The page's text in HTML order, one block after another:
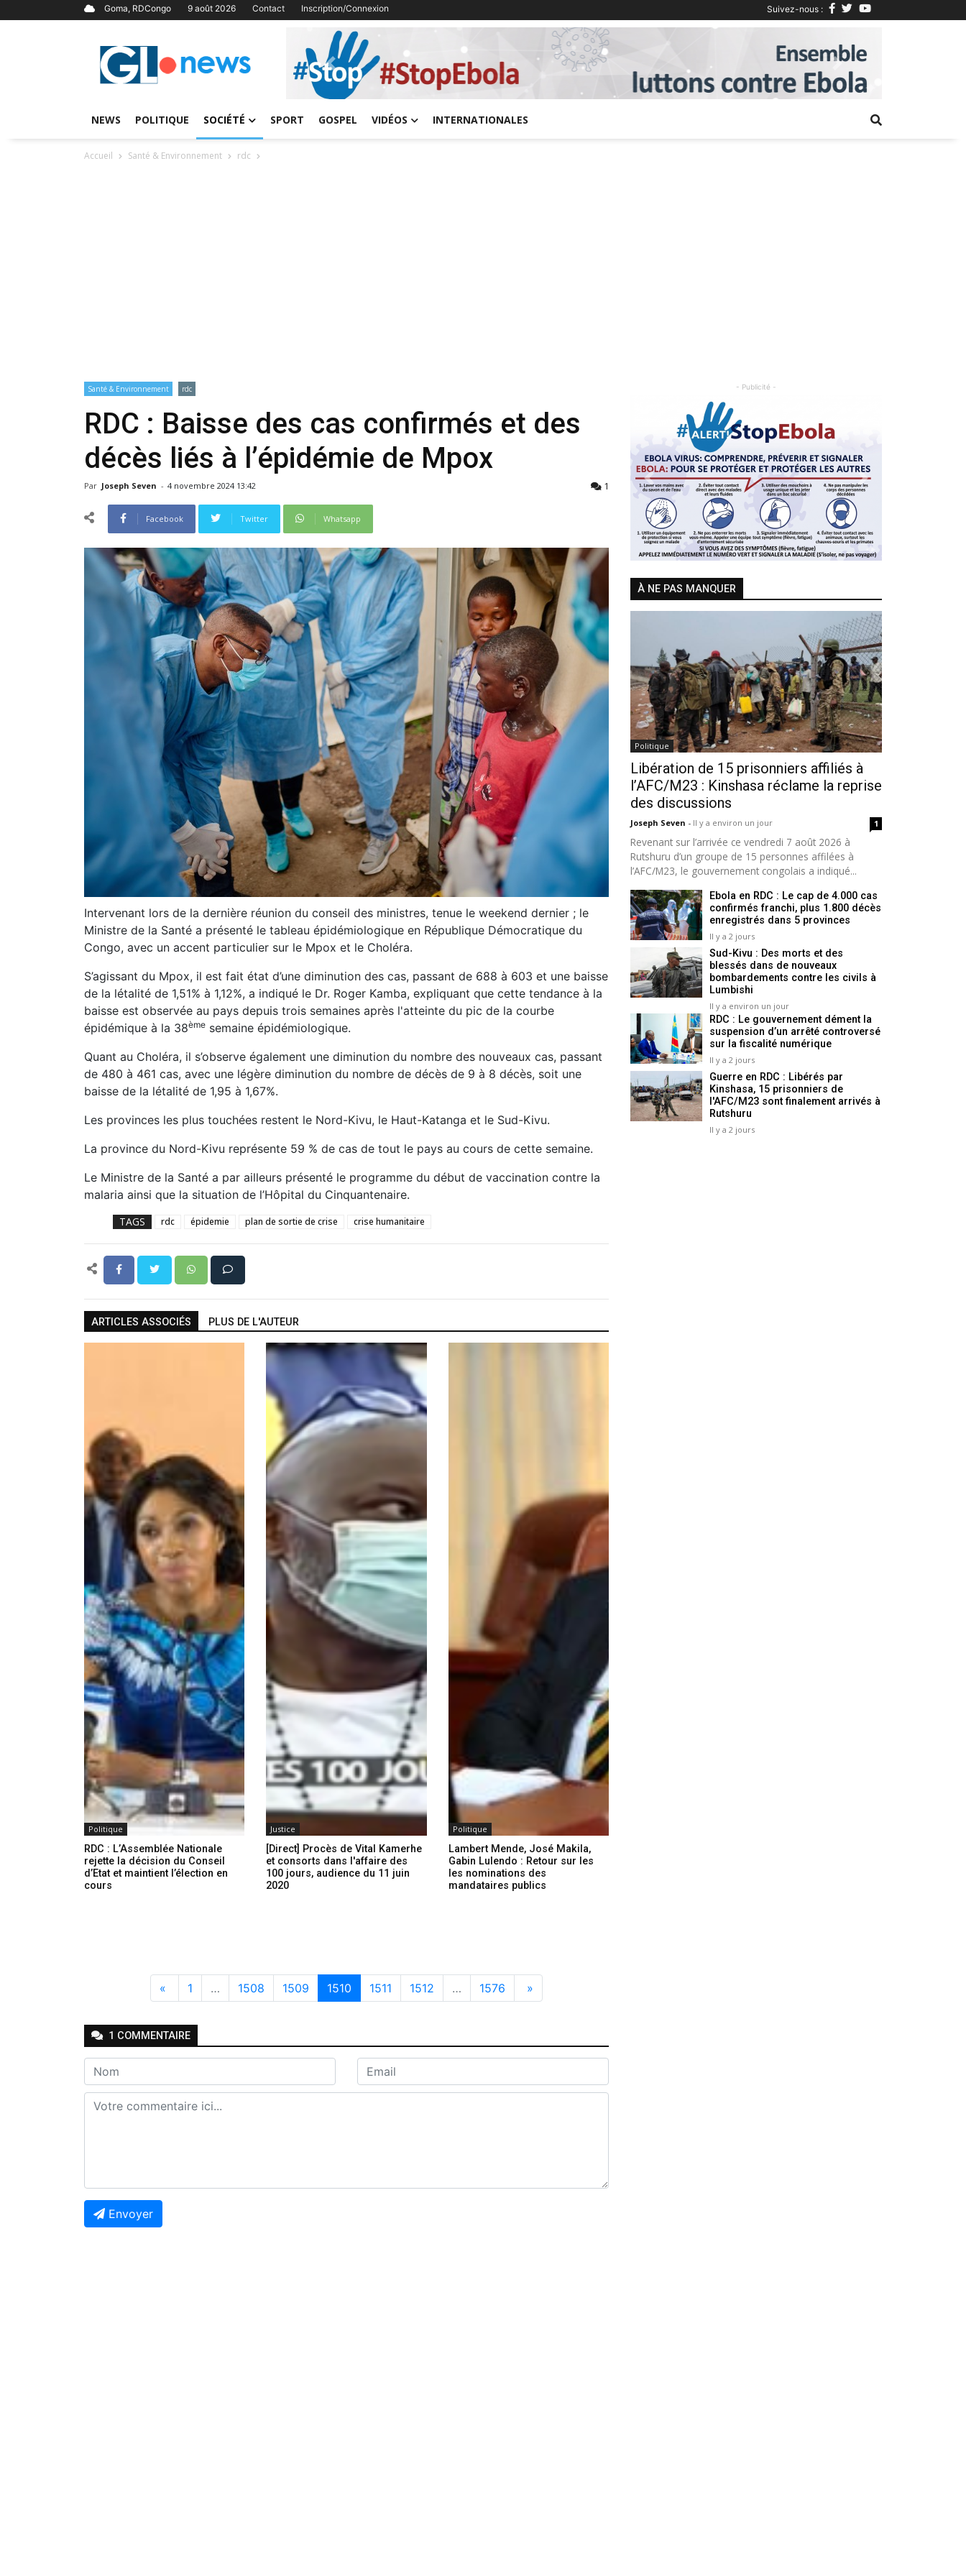
Goma, RDCongo 9 août 2026 Contact Inscription/Connexion Suivez-nous :
Previous Next
NEWS POLITIQUE SOCIÉTÉ SPORT GOSPEL VIDÉOS INTERNATIONALES
Accueil Santé & Environnement rdc
Santé & Environnement rdc
RDC : Baisse des cas confirmés et des
décès liés à l’épidémie de Mpox
Par Joseph Seven - 4 novembre 2024 13:42 1
Facebook Twitter Whatsapp
Intervenant lors de la dernière réunion du conseil des ministres, tenue le weekend dernier ; le
Ministre de la Santé a présenté le tableau épidémiologique en République Démocratique du
Congo, avec un accent particulier sur le Mpox et le Choléra.
S’agissant du Mpox, il est fait état d’une diminution des cas, passant de 688 à 603 et une baisse
de la létalité de 1,51% à 1,12%, a indiqué le Dr. Roger Kamba, expliquant que cette tendance à la
baisse est observée au pays depuis trois semaines après l'atteinte du pic de la courbe
épidémique à la 38ème semaine épidémiologique.
Quant au Choléra, il s’observe également une diminution du nombre des nouveaux cas, passant
de 480 à 461 cas, avec une légère diminution du nombre de décès de 9 à 8 décès, soit une
baisse de la létalité de 1,95 à 1,67%.
Les provinces les plus touchées restent le Nord-Kivu, le Haut-Katanga et le Sud-Kivu.
La province du Nord-Kivu représente 59 % de cas de tout le pays au cours de cette semaine.
Le Ministre de la Santé a par ailleurs présenté le programme du début de vaccination contre la
malaria ainsi que la situation de l’Hôpital du Cinquantenaire.
TAGS rdc épidemie plan de sortie de crise crise humanitaire
ARTICLES ASSOCIÉS PLUS DE L'AUTEUR
Politique
RDC : L’Assemblée Nationale
rejette la décision du Conseil
d’Etat et maintient l’élection en
cours
Justice
[Direct] Procès de Vital Kamerhe
et consorts dans l'affaire des
100 jours, audience du 11 juin
2020
Politique
Lambert Mende, José Makila,
Gabin Lulendo : Retour sur les
les nominations des
mandataires publics
« 1 … 1508 1509 1510 1511 1512 … 1576 »
1 COMMENTAIRE
Envoyer
- Publicité -
Previous Next
À NE PAS MANQUER
Politique
Libération de 15 prisonniers affiliés à
l’AFC/M23 : Kinshasa réclame la reprise
des discussions
Joseph Seven - Il y a environ un jour 1
Revenant sur l’arrivée ce vendredi 7 août 2026 à
Rutshuru d’un groupe de 15 personnes affilées à
l’AFC/M23, le gouvernement congolais a indiqué...
Ebola en RDC : Le cap de 4.000 cas
confirmés franchi, plus 1.800 décès
enregistrés dans 5 provinces
Il y a 2 jours
Sud-Kivu : Des morts et des
blessés dans de nouveaux
bombardements contre les civils à
Lumbishi
Il y a environ un jour
RDC : Le gouvernement dément la
suspension d’un arrêté controversé
sur la fiscalité numérique
Il y a 2 jours
Guerre en RDC : Libérés par
Kinshasa, 15 prisonniers de
l'AFC/M23 sont finalement arrivés à
Rutshuru
Il y a 2 jours